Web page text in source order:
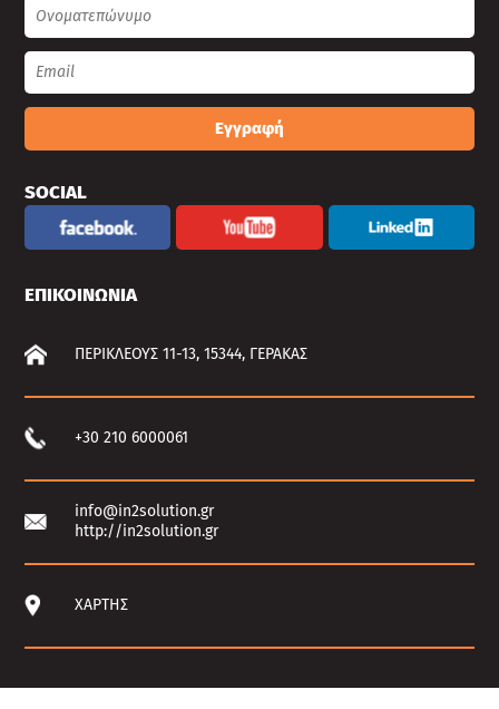
Εγγραφή
SOCIAL
ΕΠΙΚΟΙΝΩΝΙΑ
ΠΕΡΙΚΛΕΟΥΣ 11-13, 15344, ΓΕΡΑΚΑΣ
+30 210 6000061
info@in2solution.gr
http://in2solution.gr
ΧΑΡΤΗΣ